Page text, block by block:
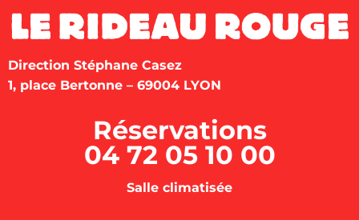
Direction Stéphane Casez
1, place Bertonne – 69004 LYON
Réservations
04 72 05 10 00
Salle climatisée